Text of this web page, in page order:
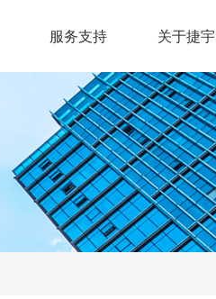
服务支持 关于捷宇